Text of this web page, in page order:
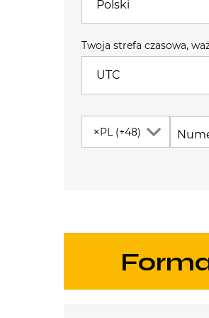
Polski
UTC
Twoja strefa czasowa,
×PL (+48)